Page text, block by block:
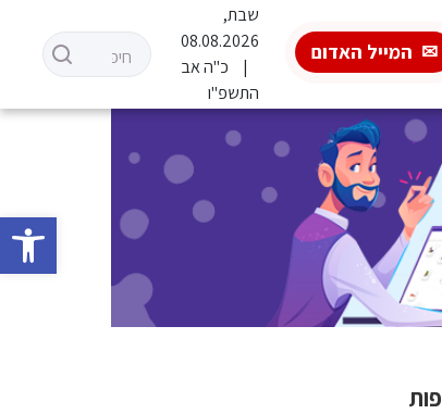
פתח
המייל האדום
שבת,
08.08.2026
כ"ה אב
התשפ"ו